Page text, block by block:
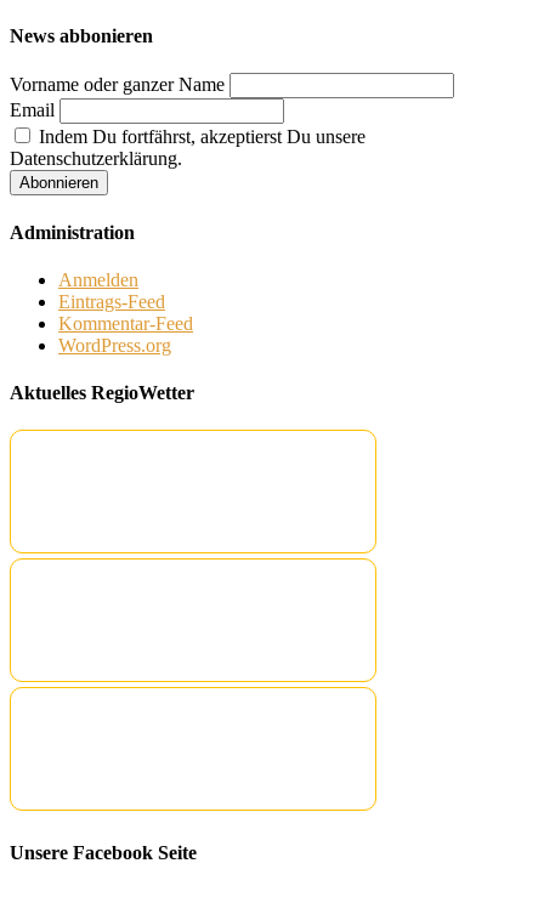
News abbonieren
Vorname oder ganzer Name
Email
Indem Du fortfährst, akzeptierst Du unsere
Datenschutzerklärung.
Administration
Anmelden
Eintrags-Feed
Kommentar-Feed
WordPress.org
Aktuelles RegioWetter
Unsere Facebook Seite